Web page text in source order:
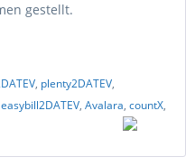
gestellt.
, plenty2DATEV,
easybill2DATEV, Avalara, countX,